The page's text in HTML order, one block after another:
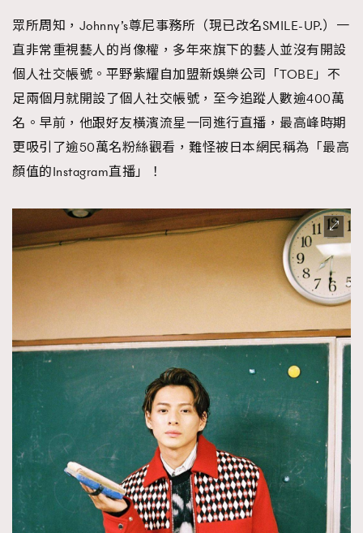
眾所周知，Johnny’s尊尼事務所（現已改名SMILE-UP.）一
直非常重視藝人的肖像權，多年來旗下的藝人並沒有開設
個人社交帳號。平野紫耀自加盟新娛樂公司「TOBE」不
足兩個月就開設了個人社交帳號，至今追蹤人數逾400萬
名。早前，他跟好友橫濱流星一同進行直播，最高峰時期
更吸引了逾50萬名粉絲觀看，難怪被日本網民稱為「最高
顏值的Instagram直播」！